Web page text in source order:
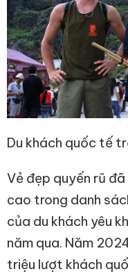
Du khách quốc tế
Vẻ đẹp quyến rũ
cao trong danh
của du khách yêu
năm qua. Năm
triệu lượt khách